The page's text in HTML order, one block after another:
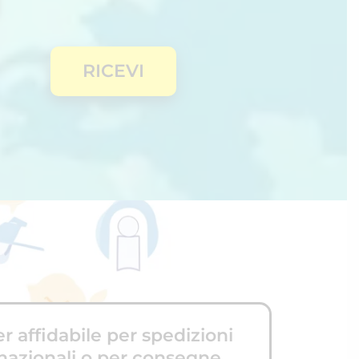
RICEVI
affidabile per spedizioni